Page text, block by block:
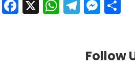
Facebook
X WhatsApp
Follow